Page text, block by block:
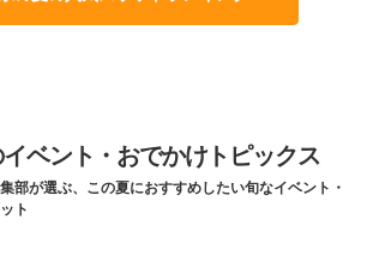
ベント・おでかけトピックス
部が選ぶ、この夏におすすめしたい旬なイベント・
ト